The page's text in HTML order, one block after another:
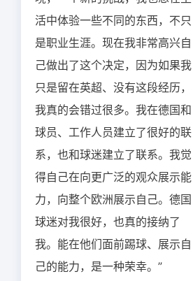
活中体验一些不同的东西，不只
是职业生涯。现在我非常高兴自
己做出了这个决定，因为如果我
只是留在英超、没有这段经历，
我真的会错过很多。我在德国和
球员、工作人员建立了很好的联
系，也和球迷建立了联系。我觉
得自己在向更广泛的观众展示能
力，向整个欧洲展示自己。德国
球迷对我很好，也真的接纳了
我。能在他们面前踢球、展示自
己的能力，是一种荣幸。”